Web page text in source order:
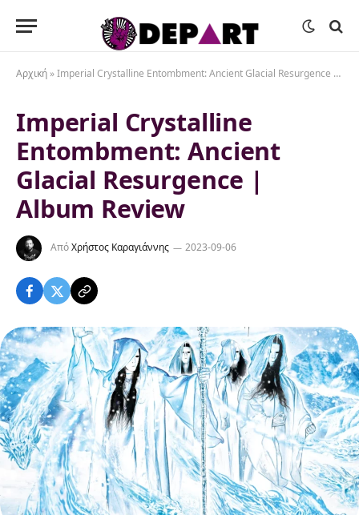
Αρχική »Imperial Crystalline Entombment: Ancient Glacial Resurgence | Album Review
Imperial Crystalline
Entombment: Ancient
Glacial Resurgence |
Album Review
ΑπόΧρήστος Καραγιάννης 2023-09-06